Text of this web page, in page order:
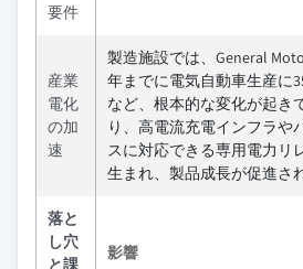
要件
産業
電化
の加
速
製造施設では、General
年までに電気自動車生産に
など、根本的な変化が起き
り、高電流充電インフラや
スに対応できる専用電力リ
生まれ、製品成長が促進さ
落と
し穴
と課
影響